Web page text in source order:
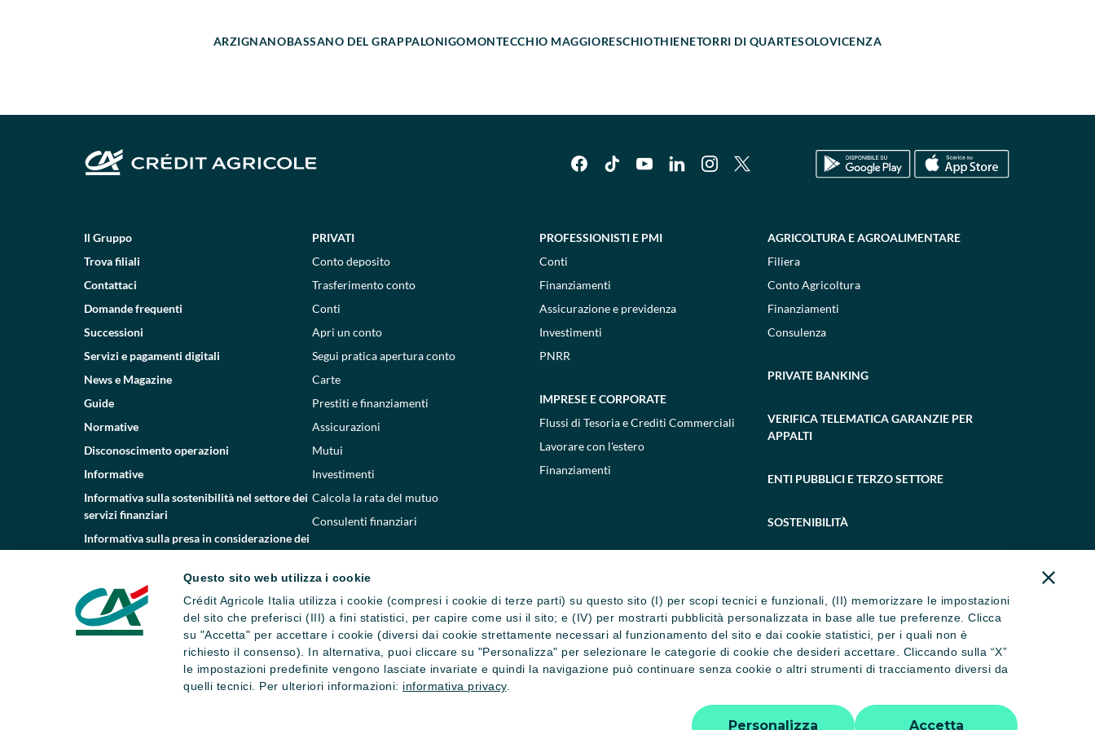
Questo sito web utilizza i cookie
Crédit Agricole Italia utilizza i cookie (compresi i cookie di terze parti) su questo sito (I) per scopi tecnici e funzionali, (II) memorizzare le impostazioni
del sito che preferisci (III) a fini statistici, per capire come usi il sito; e (IV) per mostrarti pubblicità personalizzata in base alle tue preferenze. Clicca
su "Accetta" per accettare i cookie (diversi dai cookie strettamente necessari al funzionamento del sito e dai cookie statistici, per i quali non è
richiesto il consenso). In alternativa, puoi cliccare su "Personalizza" per selezionare le categorie di cookie che desideri accettare. Cliccando sulla “X”
le impostazioni predefinite vengono lasciate invariate e quindi la navigazione può continuare senza cookie o altri strumenti di tracciamento diversi da
quelli tecnici. Per ulteriori informazioni: informativa privacy.
Accetta
Personalizza
ARZIGNANOBASSANO DEL GRAPPALONIGOMONTECCHIO MAGGIORESCHIOTHIENETORRI DI QUARTESOLOVICENZA
Il Gruppo
Trova filiali
Contattaci
Domande frequenti
Successioni
Servizi e pagamenti digitali
News e Magazine
Guide
Normative
Disconoscimento operazioni
Informative
Informativa sulla sostenibilità nel settore dei
servizi finanziari
Informativa sulla presa in considerazione dei
Whistleblowing
PRIVATI
Conto deposito
Trasferimento conto
Conti
Apri un conto
Segui pratica apertura conto
Carte
Prestiti e finanziamenti
Assicurazioni
Mutui
Investimenti
Calcola la rata del mutuo
Consulenti finanziari
PROFESSIONISTI E PMI
Conti
Finanziamenti
Assicurazione e previdenza
Investimenti
PNRR
IMPRESE E CORPORATE
Flussi di Tesoria e Crediti Commerciali
Lavorare con l'estero
Finanziamenti
AGRICOLTURA E AGROALIMENTARE
Filiera
Conto Agricoltura
Finanziamenti
Consulenza
PRIVATE BANKING
VERIFICA TELEMATICA GARANZIE PER
APPALTI
ENTI PUBBLICI E TERZO SETTORE
SOSTENIBILITÀ
Dati societari Note legaliImpostazione cookiePrivacy e cookie policy
- Copyright © 2026 Crédit Agricole Italia S.p.A. - Tutti i diritti riservati - P.IVA 02886650346